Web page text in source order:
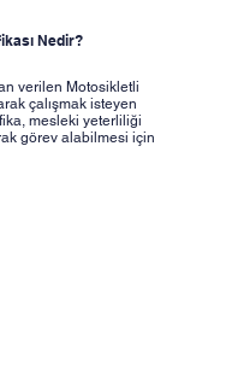
Nedir?
verilen Motosikletli
çalışmak isteyen
mesleki yeterliliği
görev alabilmesi için